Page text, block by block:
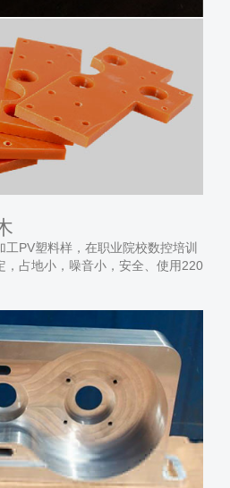
PV塑料样，在职业院校数控培训
，占地小，噪音小，安全、使用220